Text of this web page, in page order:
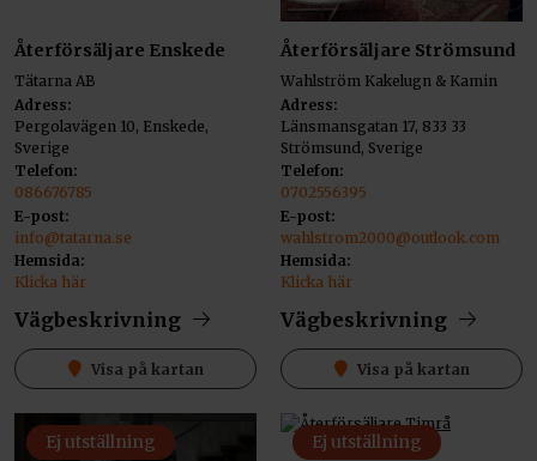
Återförsäljare Enskede
Tätarna AB
Adress:
Pergolavägen 10, Enskede,
Sverige
Telefon:
086676785
E-post:
info@tatarna.se
Hemsida:
Klicka här
Vägbeskrivning
Visa på kartan
Återförsäljare Strömsund
Wahlström Kakelugn & Kamin
Adress:
Länsmansgatan 17, 833 33
Strömsund, Sverige
Telefon:
0702556395
E-post:
wahlstrom2000@outlook.com
Hemsida:
Klicka här
Vägbeskrivning
Visa på kartan
Ej utställning Ej utställning